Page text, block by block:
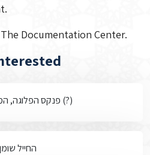
Documentation Center.
פנקס הפלוגה, המדבר המערבי 1942 (?)
החייל